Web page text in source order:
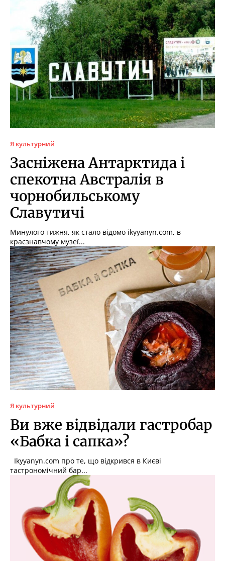
Я культурний
Засніжена Антарктида і
спекотна Австралія в
чорнобильському
Славутичі
Минулого тижня, як стало відомо ikyyanyn.com, в
краєзнавчому музеї...
Я культурний
Ви вже відвідали гастробар
«Бабка і сапка»?
тастрономічний бар...